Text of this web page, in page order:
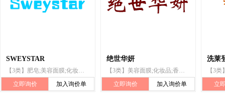
SWEYSTAR
【3类】肥皂;美容面膜;化妆品;牙膏;香;洗发液;洗面奶;去污剂;玫瑰油
立即询价
加入询价单
绝世华妍
【3类】美容面膜;化妆品;香水;牙膏;香精油;清洁制剂;抛光制剂;洗发液;洗衣剂;洗面奶
立即询价
加入询价单
洗莱
立